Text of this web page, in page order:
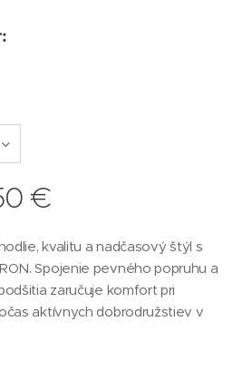
€
kvalitu a nadčasový štýl s
Spojenie pevného popruhu a
zaručuje komfort pri
aktívnych dobrodružstiev v